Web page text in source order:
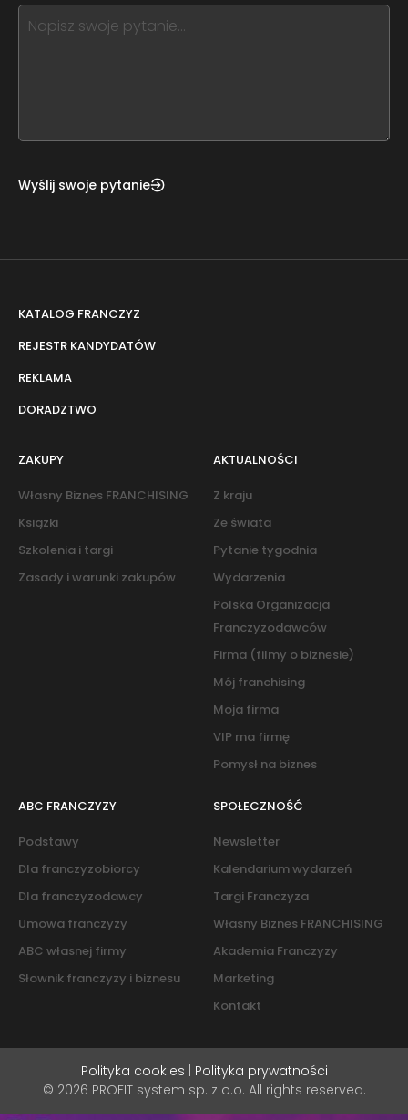
this,
leave
Wyślij swoje pytanie
KATALOG FRANCZYZ
REJESTR KANDYDATÓW
REKLAMA
DORADZTWO
ZAKUPY
Własny Biznes FRANCHISING
Książki
Szkolenia i targi
Zasady i warunki zakupów
AKTUALNOŚCI
Z kraju
Ze świata
Pytanie tygodnia
Wydarzenia
Polska Organizacja
Franczyzodawców
Firma (filmy o biznesie)
Mój franchising
Moja firma
VIP ma firmę
Pomysł na biznes
ABC FRANCZYZY
Podstawy
Dla franczyzobiorcy
Dla franczyzodawcy
Umowa franczyzy
ABC własnej firmy
Słownik franczyzy i biznesu
SPOŁECZNOŚĆ
Newsletter
Kalendarium wydarzeń
Targi Franczyza
Własny Biznes FRANCHISING
Akademia Franczyzy
Marketing
Kontakt
Polityka cookies | Polityka prywatności
© 2026 PROFIT system sp. z o.o. All rights reserved.